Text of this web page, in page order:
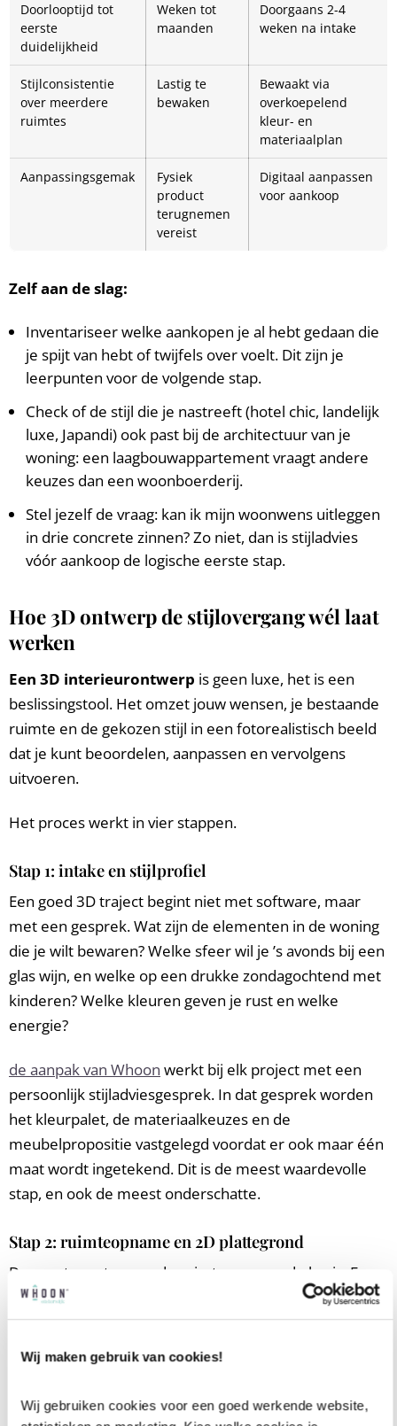
Wij maken gebruik van cookies!
Wij gebruiken cookies voor een goed werkende website,
Doorlooptijd tot
eerste
duidelijkheid
Weken tot
maanden
Doorgaans 2-4
weken na intake
Stijlconsistentie
over meerdere
ruimtes
Lastig te
bewaken
Bewaakt via
overkoepelend
kleur- en
materiaalplan
Aanpassingsgemak
Fysiek
product
terugnemen
vereist
Digitaal aanpassen
voor aankoop
Zelf aan de slag:
Inventariseer welke aankopen je al hebt gedaan die
je spijt van hebt of twijfels over voelt. Dit zijn je
leerpunten voor de volgende stap.
Check of de stijl die je nastreeft (hotel chic, landelijk
luxe, Japandi) ook past bij de architectuur van je
woning: een laagbouwappartement vraagt andere
keuzes dan een woonboerderij.
Stel jezelf de vraag: kan ik mijn woonwens uitleggen
in drie concrete zinnen? Zo niet, dan is stijladvies
vóór aankoop de logische eerste stap.
Hoe 3D ontwerp de stijlovergang wél laat
werken
Een 3D interieurontwerp is geen luxe, het is een
beslissingstool. Het omzet jouw wensen, je bestaande
ruimte en de gekozen stijl in een fotorealistisch beeld
dat je kunt beoordelen, aanpassen en vervolgens
uitvoeren.
Het proces werkt in vier stappen.
Stap 1: intake en stijlprofiel
Een goed 3D traject begint niet met software, maar
met een gesprek. Wat zijn de elementen in de woning
die je wilt bewaren? Welke sfeer wil je ’s avonds bij een
glas wijn, en welke op een drukke zondagochtend met
kinderen? Welke kleuren geven je rust en welke
energie?
de aanpak van Whoon werkt bij elk project met een
persoonlijk stijladviesgesprek. In dat gesprek worden
het kleurpalet, de materiaalkeuzes en de
meubelpropositie vastgelegd voordat er ook maar één
maat wordt ingetekend. Dit is de meest waardevolle
stap, en ook de meest onderschatte.
Stap 2: ruimteopname en 2D plattegrond
De exacte maten van de ruimte vormen de basis. Een
2D plattegrond legt de looproutes, de meubelpositie
en de functionele zones vast. Voor een stijltransitie van
boerderijstijl naar hotel chic is dit de fase waarin
bepaald wordt welke bestaande elementen (balken,
nissen, vensterbanken) gebruikt worden als
designkwaliteit in plaats van probleem.